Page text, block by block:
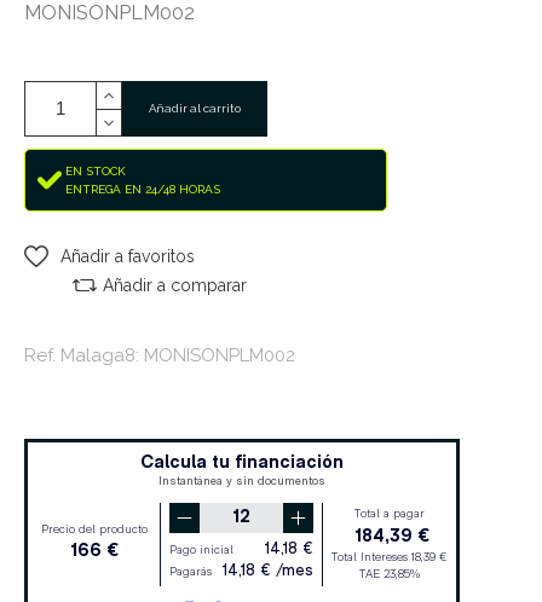
MONISONPLM002
Añadir al carrito
EN STOCK
ENTREGA EN 24/48 HORAS
Añadir a favoritos
Añadir a comparar
Ref. Malaga8: MONISONPLM002